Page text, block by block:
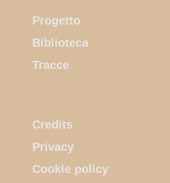
Progetto
Biblioteca
Tracce
Credits
Privacy
Cookie policy